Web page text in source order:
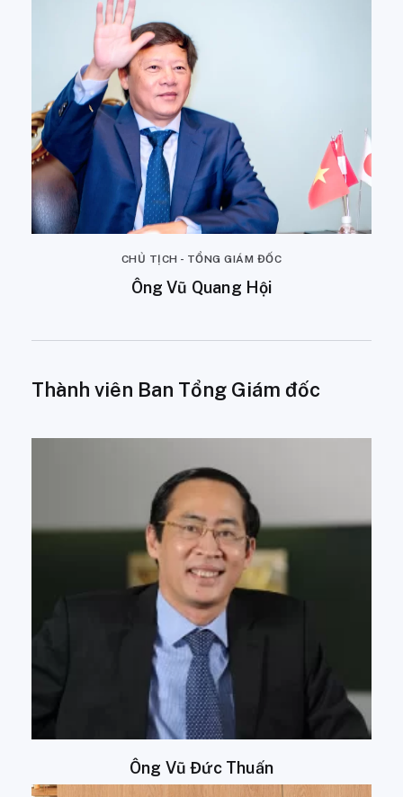
CHỦ TỊCH - TỔNG GIÁM ĐỐC
Ông Vũ Quang Hội
Thành viên Ban Tổng Giám đốc
Ông Vũ Đức Thuấn